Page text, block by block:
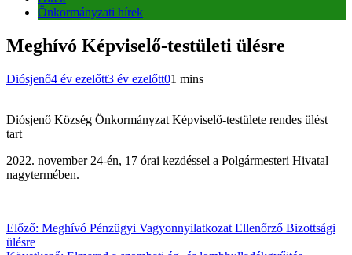
Önkormányzati hírek
Meghívó Képviselő-testületi ülésre
Diósjenő4 év ezelőtt3 év ezelőtt01 mins
Diósjenő Község Önkormányzat Képviselő-testülete rendes ülést
tart
2022. november 24-én, 17 órai kezdéssel a Polgármesteri Hivatal
nagytermében.
Bejegyzés
Előző: Meghívó Pénzügyi Vagyonnyilatkozat Ellenőrző Bizottsági
ülésre